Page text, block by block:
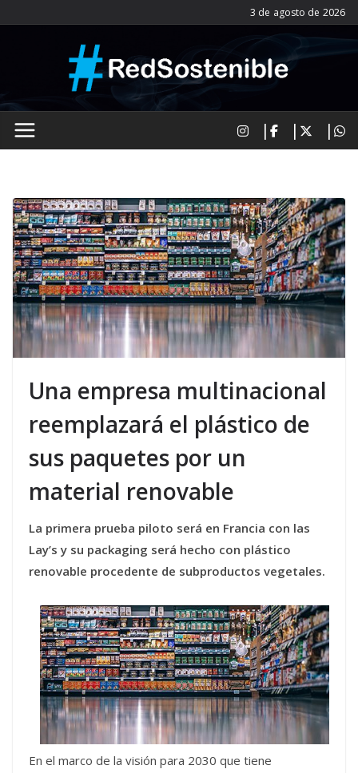
al
3 de agosto de 2026
Una empresa multinacional
reemplazará el plástico de
sus paquetes por un
material renovable
La primera prueba piloto será en Francia con las
Lay’s y su packaging será hecho con plástico
renovable procedente de subproductos vegetales.
En el marco de la visión para 2030 que tiene